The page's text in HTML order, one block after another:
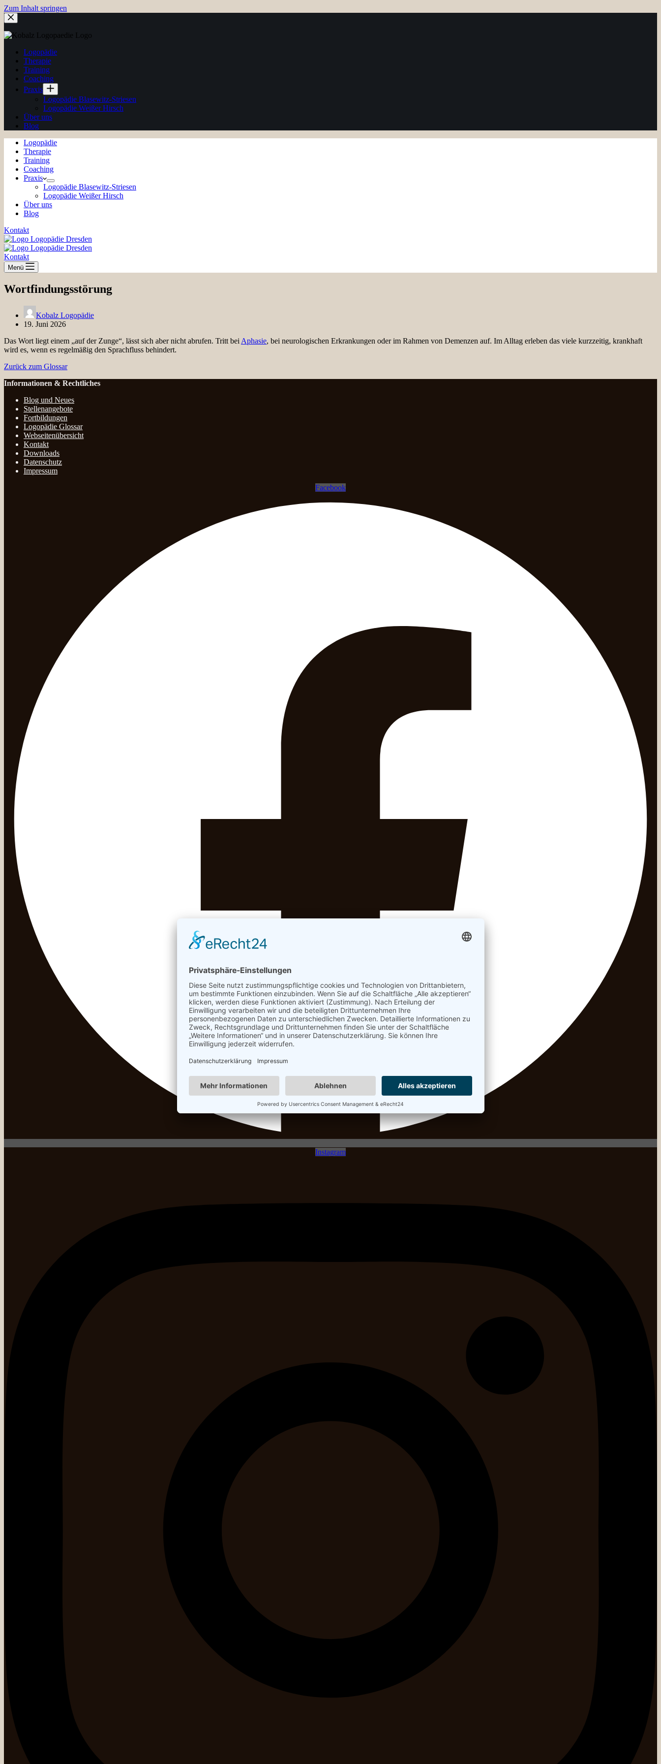
Zum Inhalt springen
Logopädie
Therapie
Training
Coaching
Praxis
Logopädie Blasewitz-Striesen
Logopädie Weißer Hirsch
Über uns
Blog
Logopädie
Therapie
Training
Coaching
Praxis
Logopädie Blasewitz-Striesen
Logopädie Weißer Hirsch
Über uns
Blog
Kontakt
Kontakt
Menü
Wortfindungsstörung
Kobalz Logopädie
19. Juni 2026
Das Wort liegt einem „auf der Zunge“, lässt sich aber nicht abrufen. Tritt bei Aphasie, bei neurologischen Erkrankungen oder im Rahmen von Demenzen auf. Im Alltag erleben das viele kurzzeitig, krankhaft
wird es, wenn es regelmäßig den Sprachfluss behindert.
Zurück zum Glossar
Informationen & Rechtliches
Blog und Neues
Stellenangebote
Fortbildungen
Logopädie Glossar
Webseitenübersicht
Kontakt
Downloads
Datenschutz
Impressum
Facebook
Instagram